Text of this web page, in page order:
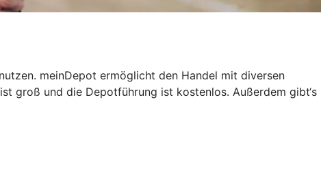
meinDepot ermöglicht den Handel mit diversen
groß und die Depotführung ist kostenlos. Außerdem gibt‘s